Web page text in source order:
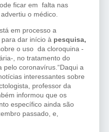
ficar em falta nas
o médico.
em processo a
dar início à pesquisa,
o uso da cloroquina -
, no tratamento do
coronavírus.“Daqui a
interessantes sobre
professor da
informou que os
específico ainda são
passado, e,